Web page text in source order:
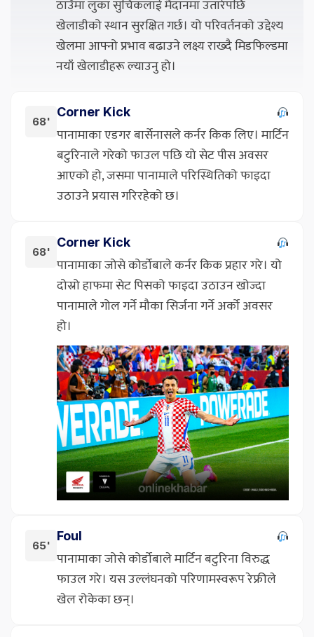
ठाउँमा लुका सुचिकलाई मैदानमा उतारेपछि
खेलाडीको स्थान सुरक्षित गर्छ। यो परिवर्तनको उद्देश्य
खेलमा आफ्नो प्रभाव बढाउने लक्ष्य राख्दै मिडफिल्डमा
नयाँ खेलाडीहरू ल्याउनु हो।
68'
Corner Kick
पानामाका एडगर बार्सेनासले कर्नर किक लिए। मार्टिन
बटुरिनाले गरेको फाउल पछि यो सेट पीस अवसर
आएको हो, जसमा पानामाले परिस्थितिको फाइदा
उठाउने प्रयास गरिरहेको छ।
68'
Corner Kick
पानामाका जोसे कोर्डोबाले कर्नर किक प्रहार गरे। यो
दोस्रो हाफमा सेट पिसको फाइदा उठाउन खोज्दा
पानामाले गोल गर्ने मौका सिर्जना गर्ने अर्को अवसर
हो।
65'
Foul
पानामाका जोसे कोर्डोबाले मार्टिन बटुरिना विरुद्ध
फाउल गरे। यस उल्लंघनको परिणामस्वरूप रेफ्रीले
खेल रोकेका छन्।